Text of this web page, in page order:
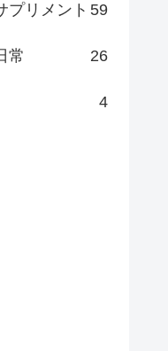
プリメント 59
常 26
4